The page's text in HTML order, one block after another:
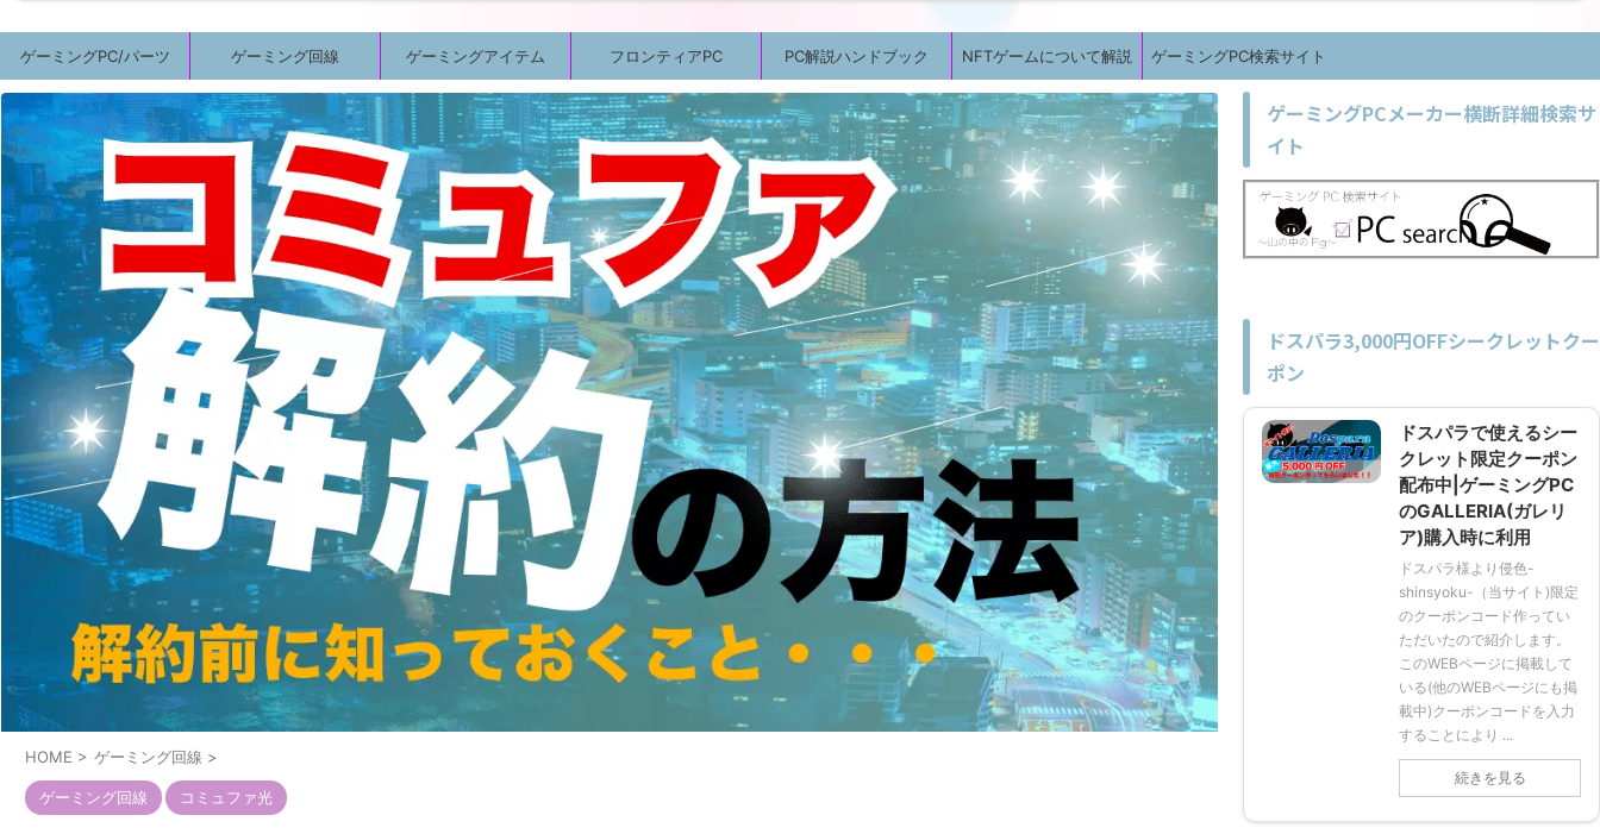
ゲーミングPC/パーツ ゲーミング回線 ゲーミングアイテム フロンティアPC PC解説ハンドブック NFTゲームについて解説 ゲーミングPC検索サイト
HOME > ゲーミング回線 >
ゲーミング回線 コミュファ光
ゲーミングPCメーカー横断詳細検索サ
イト
ドスパラ3,000円OFFシークレットクー
ポン
ドスパラで使えるシー
クレット限定クーポン
配布中|ゲーミングPC
のGALLERIA(ガレリ
ア)購入時に利用
ドスパラ様より侵色-
shinsyoku-（当サイト)限定
のクーポンコード作ってい
ただいたので紹介します。
このWEBページに掲載して
いる(他のWEBページにも掲
載中)クーポンコードを入力
することにより ...
続きを見る